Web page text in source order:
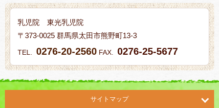
乳児院 東光乳児院
〒373-0025 群馬県太田市熊野町13-3
TEL. 0276-20-2560 FAX. 0276-25-5677
サイトマップ